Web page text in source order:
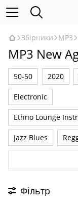
Збірники MP3
MP3 New
50-50 2020
Electronic
Ethno Lounge
Jazz Blues
VA-
Instrumental
Фільтр